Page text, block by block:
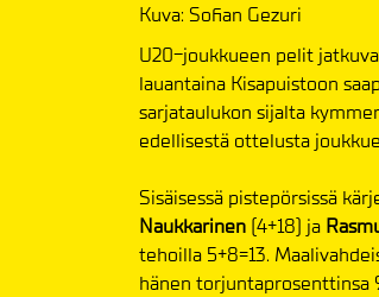
Kuva: Sofian Gezuri
U20-joukkueen pelit
lauantaina Kisapuistoon
sarjataulukon sijalta
edellisestä ottelusta
Sisäisessä pistepörsissä
Naukkarinen (4+18) ja
tehoilla 5+8=13.
hänen torjuntaprosenttinsa